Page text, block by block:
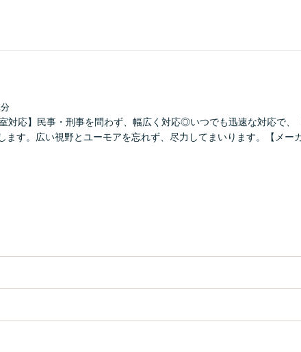
対応】民事・刑事を問わず、幅広く対応◎いつでも迅速な対応で、
ます。広い視野とユーモアを忘れず、尽力してまいります。【メー